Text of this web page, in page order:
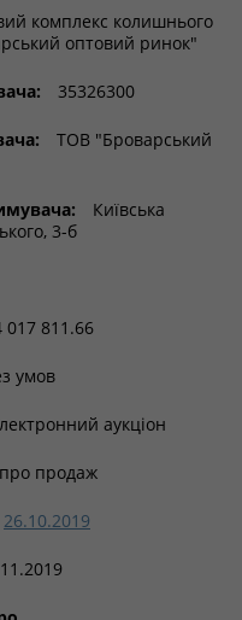
комплекс колишнього
оптовий ринок"
35326300
ТОВ "Броварський
Київська
3-б
017 811.66
умов
аукціон
продаж
26.10.2019